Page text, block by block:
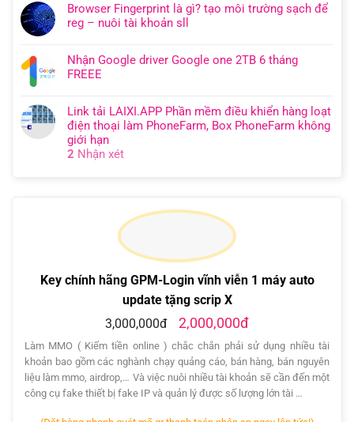
Browser Fingerprint là gì? tạo môi trường sạch để
reg – nuôi tài khoản sll
Nhận Google driver Google one 2TB 6 tháng
FREEE
Link tải LAIXI.APP Phần mềm điều khiển hàng loạt
điện thoại làm PhoneFarm, Box PhoneFarm không
giới hạn
2 Nhận xét
Key chính hãng GPM-Login vĩnh viễn 1 máy auto
update tặng scrip X
3,000,000đ
2,000,000đ
Làm MMO ( Kiếm tiền online ) chắc chắn phải sử dụng nhiều tài
khoản bao gồm các nghành chạy quảng cáo, bán hàng, bán nguyên
liệu làm mmo, airdrop,… Và việc nuôi nhiều tài khoản sẽ cần đến một
công cụ fake thiết bị fake IP và quản lý được số lượng lớn tài …